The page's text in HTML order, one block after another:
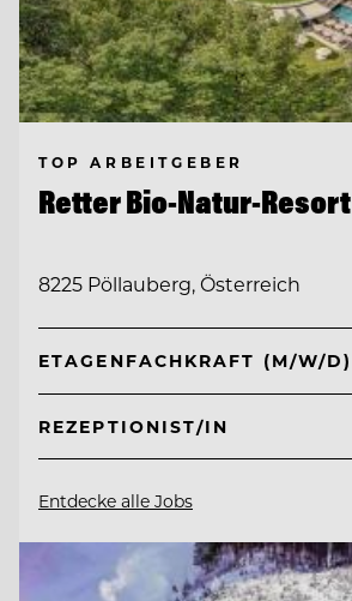
TOP ARBEITGEBER
Retter Bio-Natur-Resort
8225 Pöllauberg, Österreich
ETAGENFACHKRAFT (M/W/D)
REZEPTIONIST/IN
Entdecke alle Jobs